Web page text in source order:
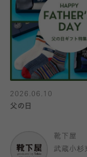
2026.06.10
父の日
靴下屋
武蔵小杉